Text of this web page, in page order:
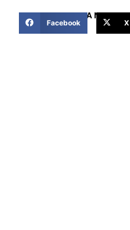
COMPARTIR ESTA NOTICIA
Facebook X